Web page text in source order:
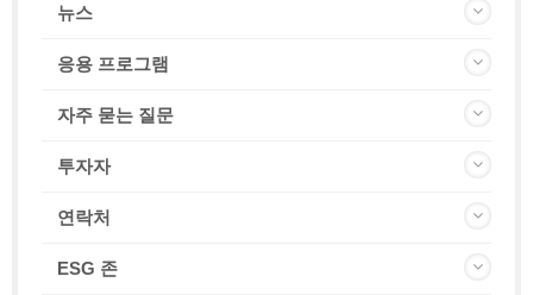
뉴스
응용 프로그램
자주 묻는 질문
투자자
연락처
ESG 존